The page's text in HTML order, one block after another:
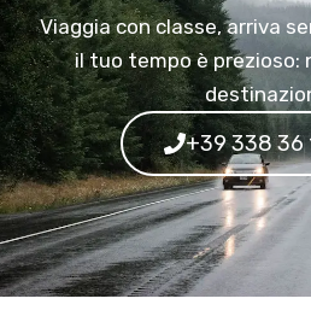
Viaggia con classe, arriva
il tuo tempo è prezioso:
+39 338 36